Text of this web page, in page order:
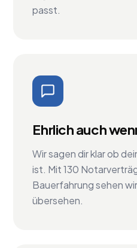
passt.
Ehrlich auch
Wir sagen dir klar ob
ist. Mit 130
Bauerfahrung sehen
übersehen.